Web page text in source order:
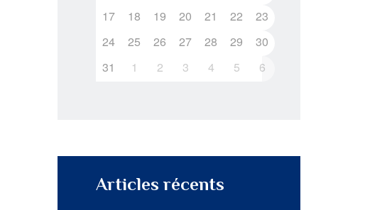
17
18 19 20 21 22
23
24
25 26 27 28 29
30
31
1 2 3 4 5 6
Articles récents